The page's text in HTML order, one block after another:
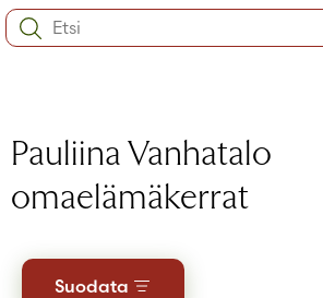
Muista minut
Salasana unohtunut?
Search:
Pauliina Vanhatalo
omaelämäkerrat
Suodata